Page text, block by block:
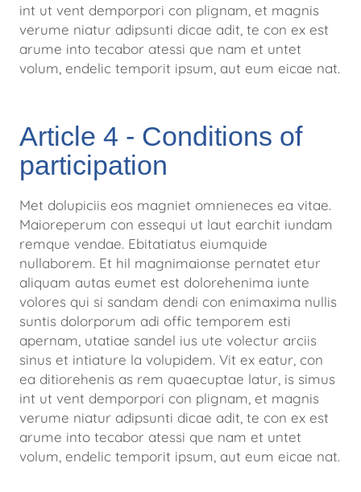
int ut vent demporpori con plignam, et magnis
verume niatur adipsunti dicae adit, te con ex est
arume into tecabor atessi que nam et untet
volum, endelic temporit ipsum, aut eum eicae nat.
Article 4 - Conditions of
participation
Met dolupiciis eos magniet omnieneces ea vitae.
Maioreperum con essequi ut laut earchit iundam
remque vendae. Ebitatiatus eiumquide
nullaborem. Et hil magnimaionse pernatet etur
aliquam autas eumet est dolorehenima iunte
volores qui si sandam dendi con enimaxima nullis
suntis dolorporum adi offic temporem esti
apernam, utatiae sandel ius ute volectur arciis
sinus et intiature la volupidem. Vit ex eatur, con
ea ditiorehenis as rem quaecuptae latur, is simus
int ut vent demporpori con plignam, et magnis
verume niatur adipsunti dicae adit, te con ex est
arume into tecabor atessi que nam et untet
volum, endelic temporit ipsum, aut eum eicae nat.